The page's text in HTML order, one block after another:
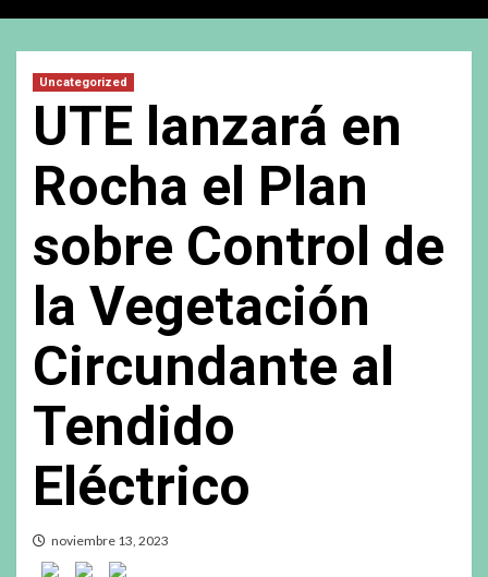
Uncategorized
UTE lanzará en
Rocha el Plan
sobre Control de
la Vegetación
Circundante al
Tendido
Eléctrico
noviembre 13, 2023